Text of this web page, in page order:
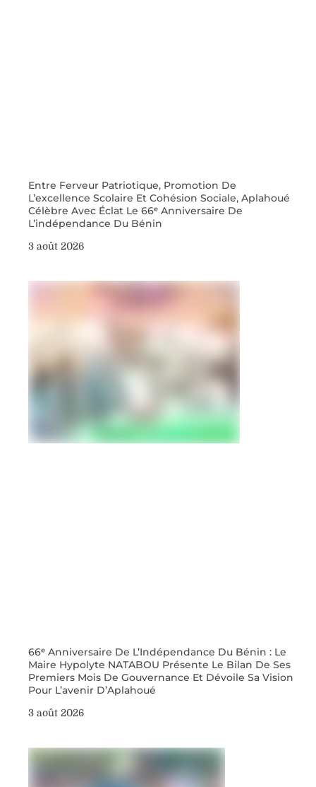
Entre Ferveur Patriotique, Promotion De
L’excellence Scolaire Et Cohésion Sociale, Aplahoué
Célèbre Avec Éclat Le 66ᵉ Anniversaire De
L’indépendance Du Bénin
3 août 2026
66ᵉ Anniversaire De L’Indépendance Du Bénin : Le
Maire Hypolyte NATABOU Présente Le Bilan De Ses
Premiers Mois De Gouvernance Et Dévoile Sa Vision
Pour L’avenir D’Aplahoué
3 août 2026